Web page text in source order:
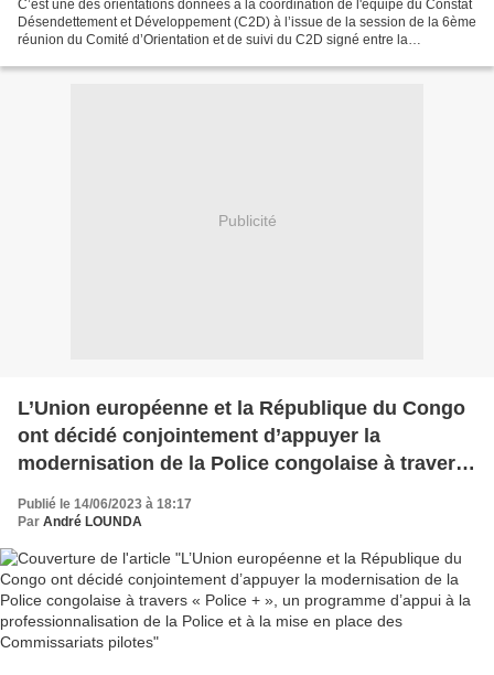
C’est une des orientations données à la coordination de l'équipe du Constat
Désendettement et Développement (C2D) à l’issue de la session de la 6ème
réunion du Comité d’Orientation et de suivi du C2D signé entre la
Publicité
L’Union européenne et la République du Congo
ont décidé conjointement d’appuyer la
modernisation de la Police congolaise à travers
professionnalisation de la Police et à la mise en
Publié le 14/06/2023 à 18:17
Par André LOUNDA